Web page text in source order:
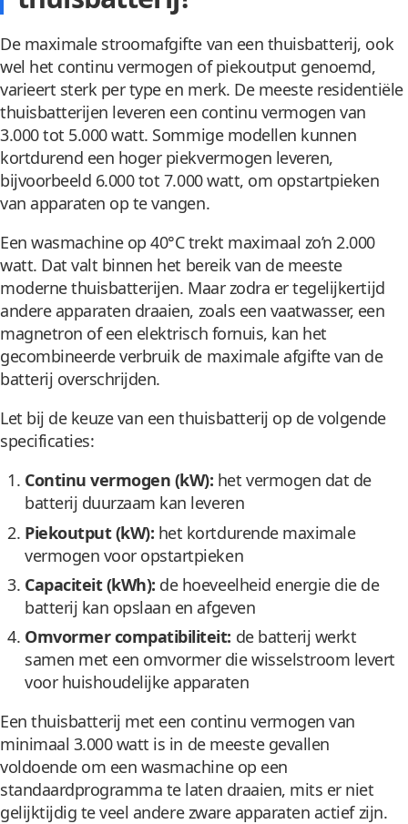
De maximale stroomafgifte van een thuisbatterij, ook
wel het continu vermogen of piekoutput genoemd,
varieert sterk per type en merk. De meeste residentiële
thuisbatterijen leveren een continu vermogen van
3.000 tot 5.000 watt. Sommige modellen kunnen
kortdurend een hoger piekvermogen leveren,
bijvoorbeeld 6.000 tot 7.000 watt, om opstartpieken
van apparaten op te vangen.
Een wasmachine op 40°C trekt maximaal zo’n 2.000
watt. Dat valt binnen het bereik van de meeste
moderne thuisbatterijen. Maar zodra er tegelijkertijd
andere apparaten draaien, zoals een vaatwasser, een
magnetron of een elektrisch fornuis, kan het
gecombineerde verbruik de maximale afgifte van de
batterij overschrijden.
Let bij de keuze van een thuisbatterij op de volgende
specificaties:
Continu vermogen (kW): het vermogen dat de
batterij duurzaam kan leveren
Piekoutput (kW): het kortdurende maximale
vermogen voor opstartpieken
Capaciteit (kWh): de hoeveelheid energie die de
batterij kan opslaan en afgeven
Omvormer compatibiliteit: de batterij werkt
samen met een omvormer die wisselstroom levert
voor huishoudelijke apparaten
Een thuisbatterij met een continu vermogen van
minimaal 3.000 watt is in de meeste gevallen
voldoende om een wasmachine op een
standaardprogramma te laten draaien, mits er niet
gelijktijdig te veel andere zware apparaten actief zijn.